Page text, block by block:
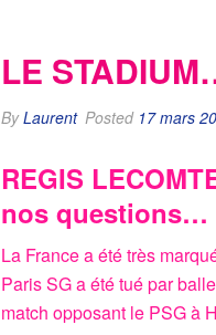
LE
ByLaurent Posted 17 mars
REGIS
nos questions…
La France a été très
Paris SG a été tué par
match opposant le PSG à